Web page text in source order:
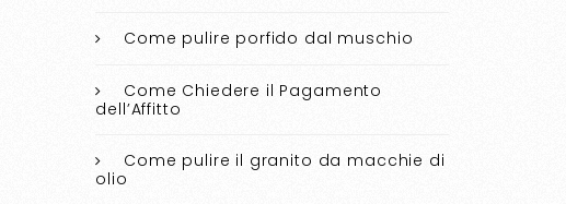
Come pulire porfido dal muschio​​
Come Chiedere il Pagamento
dell’Affitto
Come pulire il granito da macchie di
olio​​